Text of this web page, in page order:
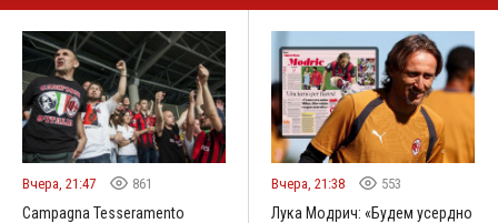
Вчера, 21:47 861
Campagna Tesseramento
Вчера, 21:38 553
Лука Модрич: «Будем усердно